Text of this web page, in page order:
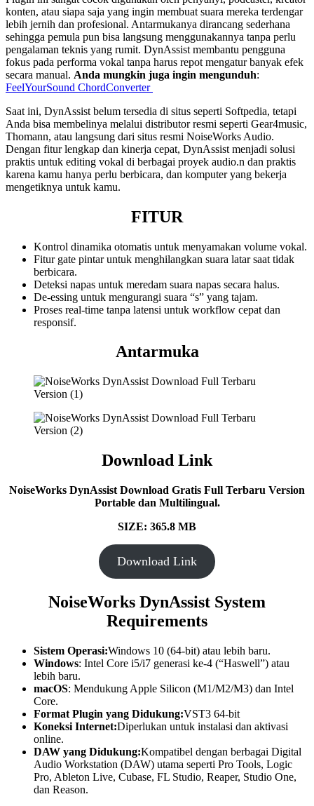
konten, atau siapa saja yang ingin membuat suara mereka terdengar
lebih jernih dan profesional. Antarmukanya dirancang sederhana
sehingga pemula pun bisa langsung menggunakannya tanpa perlu
pengalaman teknis yang rumit. DynAssist membantu pengguna
fokus pada performa vokal tanpa harus repot mengatur banyak efek
secara manual. Anda mungkin juga ingin mengunduh:
FeelYourSound ChordConverter
Saat ini, DynAssist belum tersedia di situs seperti Softpedia, tetapi
Anda bisa membelinya melalui distributor resmi seperti Gear4music,
Thomann, atau langsung dari situs resmi NoiseWorks Audio.
Dengan fitur lengkap dan kinerja cepat, DynAssist menjadi solusi
praktis untuk editing vokal di berbagai proyek audio.n dan praktis
karena kamu hanya perlu berbicara, dan komputer yang bekerja
mengetiknya untuk kamu.
FITUR
Kontrol dinamika otomatis untuk menyamakan volume vokal.
Fitur gate pintar untuk menghilangkan suara latar saat tidak
berbicara.
Deteksi napas untuk meredam suara napas secara halus.
De‑essing untuk mengurangi suara “s” yang tajam.
Proses real-time tanpa latensi untuk workflow cepat dan
responsif.
Antarmuka
Download Link
NoiseWorks DynAssist Download Gratis Full Terbaru Version
Portable dan Multilingual.
SIZE: 365.8 MB
Download Link
NoiseWorks DynAssist System
Requirements
Sistem Operasi:Windows 10 (64-bit) atau lebih baru.
Windows: Intel Core i5/i7 generasi ke-4 (“Haswell”) atau
lebih baru.
macOS: Mendukung Apple Silicon (M1/M2/M3) dan Intel
Core.
Format Plugin yang Didukung:VST3 64-bit
Koneksi Internet:Diperlukan untuk instalasi dan aktivasi
online.
DAW yang Didukung:Kompatibel dengan berbagai Digital
Audio Workstation (DAW) utama seperti Pro Tools, Logic
Pro, Ableton Live, Cubase, FL Studio, Reaper, Studio One,
dan Reason.